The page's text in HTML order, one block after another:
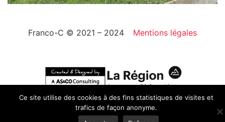
Franco-C © 2021 – 2024 Mentions légales
Ce site utilise des cookies à des fins statistiques de visites et
trafics de façon anonyme.